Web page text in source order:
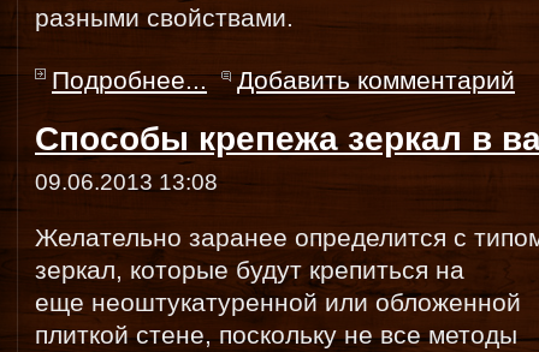
разными свойствами.
Подробнее... Добавить комментарий
Способы крепежа зеркал в
09.06.2013 13:08
Желательно заранее определится с
зеркал, которые будут крепиться на
еще неоштукатуренной или обложенной
плиткой стене, поскольку не все методы